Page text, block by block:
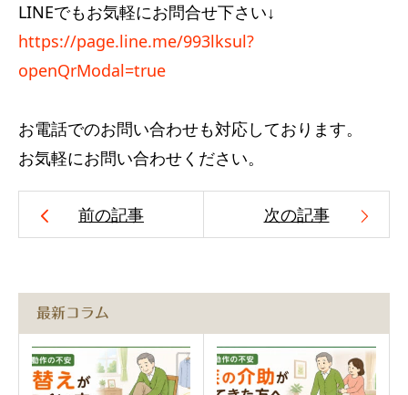
LINEでもお気軽にお問合せ下さい↓
https://page.line.me/993lksul?
openQrModal=true
お電話でのお問い合わせも対応しております。
お気軽にお問い合わせください。
前の記事 次の記事
最新コラム